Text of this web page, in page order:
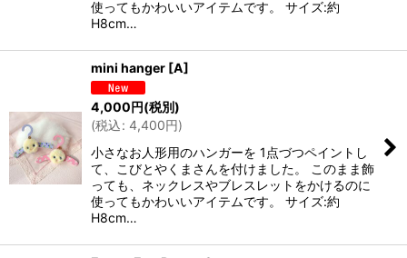
使ってもかわいいアイテムです。 サイズ:約
H8cm…
mini hanger [A]
4,000円(税別)
(税込: 4,400円)
小さなお人形用のハンガーを 1点づつペイントし
て、こびとやくまさんを付けました。 このまま飾
っても、ネックレスやブレスレットをかけるのに
使ってもかわいいアイテムです。 サイズ:約
H8cm…